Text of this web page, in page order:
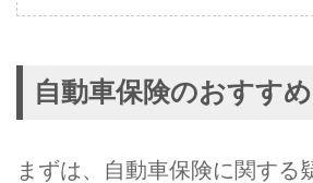
自動車保険のおすす
まずは、自動車保険に関する